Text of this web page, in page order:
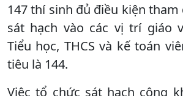
147 thí sinh đủ điều kiện
sát hạch vào các vị trí giáo
Tiểu học, THCS và kế toán
tiêu là 144.
Việc tổ chức sát hạch công